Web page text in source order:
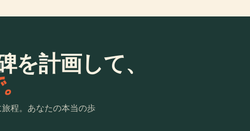
を計画して、
程。あなたの本当の歩